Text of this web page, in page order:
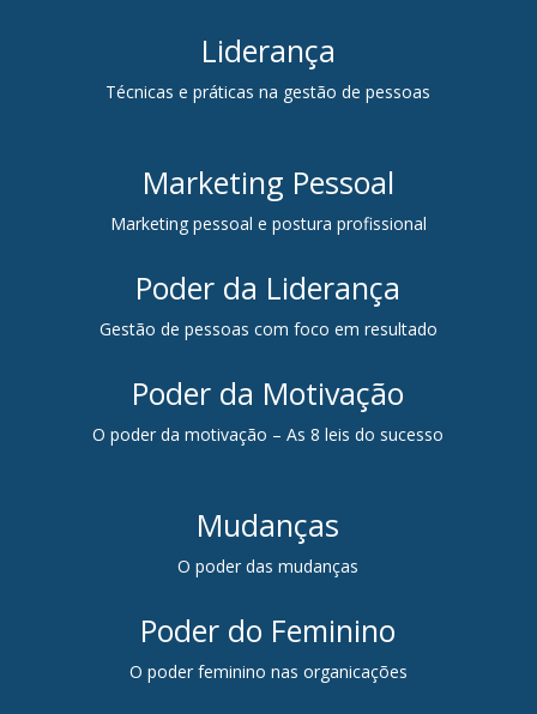
Liderança
Técnicas e práticas na gestão de pessoas
Marketing Pessoal
Marketing pessoal e postura profissional
Poder da Liderança
Gestão de pessoas com foco em resultado
Poder da Motivação
O poder da motivação – As 8 leis do sucesso
Mudanças
O poder das mudanças
Poder do Feminino
O poder feminino nas organicações